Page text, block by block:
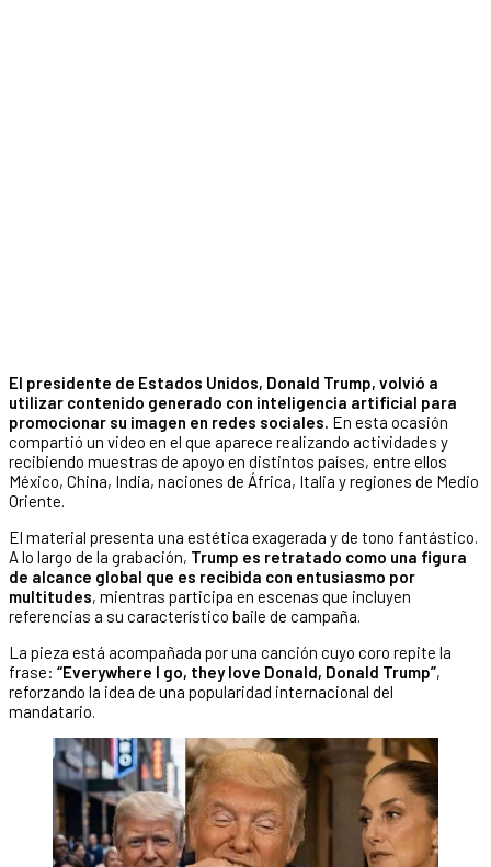
El presidente de Estados Unidos, Donald Trump, volvió a
utilizar contenido generado con inteligencia artificial para
promocionar su imagen en redes sociales. En esta ocasión
compartió un video en el que aparece realizando actividades y
recibiendo muestras de apoyo en distintos países, entre ellos
México, China, India, naciones de África, Italia y regiones de Medio
Oriente.
El material presenta una estética exagerada y de tono fantástico.
A lo largo de la grabación, Trump es retratado como una figura
de alcance global que es recibida con entusiasmo por
multitudes, mientras participa en escenas que incluyen
referencias a su característico baile de campaña.
La pieza está acompañada por una canción cuyo coro repite la
frase: “Everywhere I go, they love Donald, Donald Trump”,
reforzando la idea de una popularidad internacional del
mandatario.